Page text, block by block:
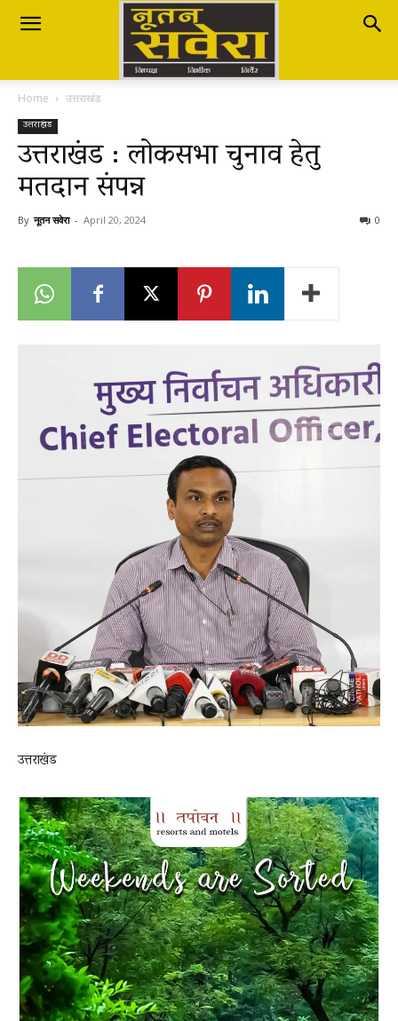
Nutan
Savera
नूतन
Home उत्तराखंड
उत्तराखंड
उत्तराखंड : लोकसभा चुनाव हेतु
मतदान संपन्न
By नूतन सवेरा - April 20, 2024 0
उत्तराखंड